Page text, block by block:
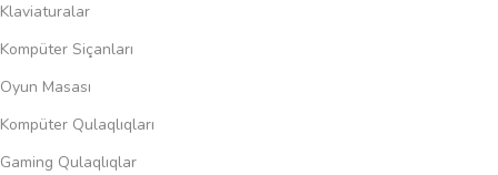
Klaviaturalar
Kompüter Siçanları
Oyun Masası
Kompüter Qulaqlıqları
Gaming Qulaqlıqlar